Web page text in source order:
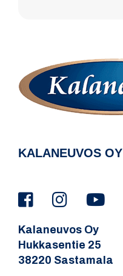
KALANEUVOS OY
Kalaneuvos Oy
Hukkasentie 25
38220 Sastamala